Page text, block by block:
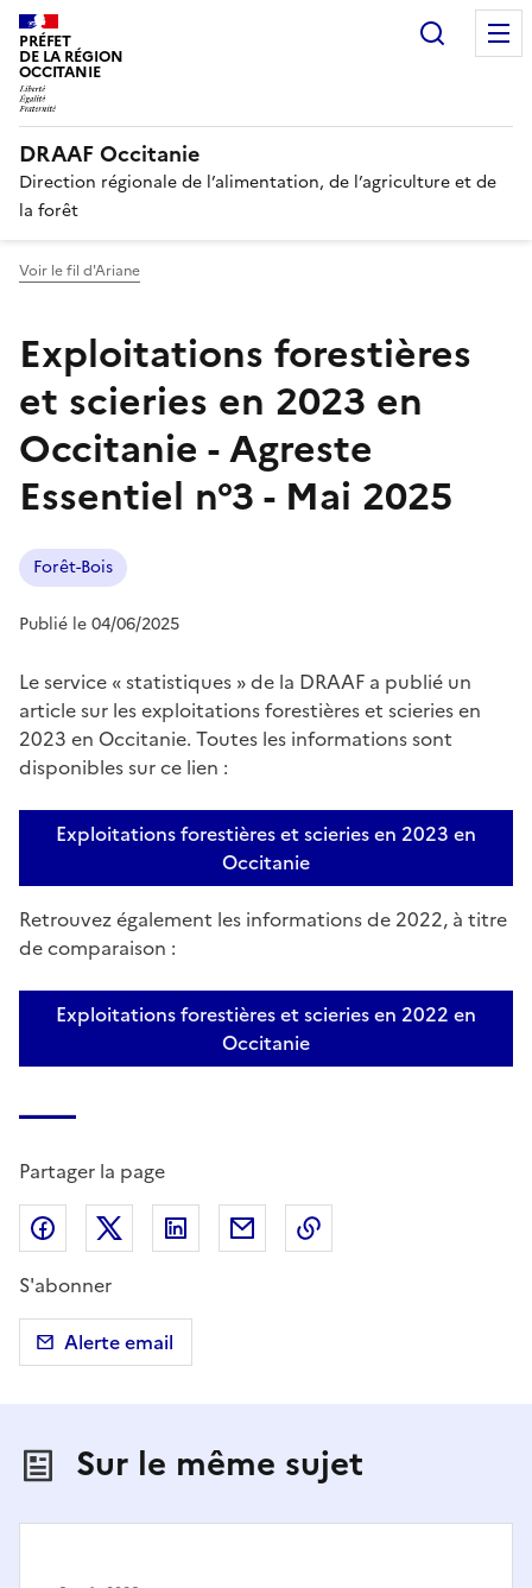
PRÉFET
DE LA RÉGION
OCCITANIE
DRAAF Occitanie
Direction régionale de l’alimentation, de l’agriculture et de
la forêt
Voir le fil d'Ariane
Exploitations forestières
et scieries en 2023 en
Occitanie - Agreste
Essentiel n°3 - Mai 2025
Forêt-Bois
Publié le 04/06/2025
Le service « statistiques » de la DRAAF a publié un
article sur les exploitations forestières et scieries en
2023 en Occitanie. Toutes les informations sont
disponibles sur ce lien :
Exploitations forestières et scieries en 2023 en
Occitanie
Retrouvez également les informations de 2022, à titre
de comparaison :
Exploitations forestières et scieries en 2022 en
Occitanie
Partager la page
Partager sur Facebook
Partager sur X (anciennement Twitter)
Partager sur LinkedIn
Partager par email
S'abonner
Alerte email
Sur le même sujet